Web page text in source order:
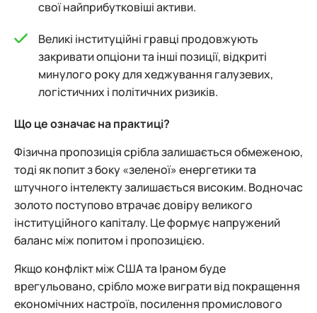
свої найприбутковіші активи.
Великі інституційні гравці продовжують
закривати опціони та інші позиції, відкриті
минулого року для хеджування галузевих,
логістичних і політичних ризиків.
Що це означає на практиці?
Фізична пропозиція срібла залишається обмеженою,
тоді як попит з боку «зеленої» енергетики та
штучного інтелекту залишається високим. Водночас
золото поступово втрачає довіру великого
інституційного капіталу. Це формує напружений
баланс між попитом і пропозицією.
Якщо конфлікт між США та Іраном буде
врегульовано, срібло може виграти від покращення
економічних настроїв, посилення промислового